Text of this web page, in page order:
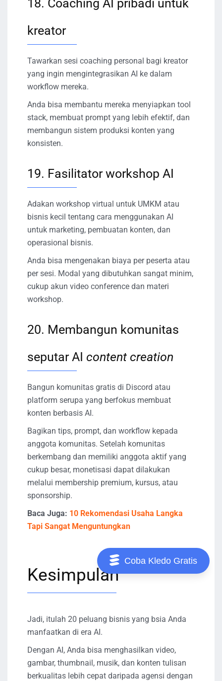
18. Coaching AI pribadi untuk
kreator
Tawarkan sesi coaching personal bagi kreator
yang ingin mengintegrasikan AI ke dalam
workflow mereka.
Anda bisa membantu mereka menyiapkan tool
stack, membuat prompt yang lebih efektif, dan
membangun sistem produksi konten yang
konsisten.
19. Fasilitator workshop AI
Adakan workshop virtual untuk UMKM atau
bisnis kecil tentang cara menggunakan AI
untuk marketing, pembuatan konten, dan
operasional bisnis.
Anda bisa mengenakan biaya per peserta atau
per sesi. Modal yang dibutuhkan sangat minim,
cukup akun video conference dan materi
workshop.
20. Membangun komunitas
seputar AI content creation
Bangun komunitas gratis di Discord atau
platform serupa yang berfokus membuat
konten berbasis AI.
Bagikan tips, prompt, dan workflow kepada
anggota komunitas. Setelah komunitas
berkembang dan memiliki anggota aktif yang
cukup besar, monetisasi dapat dilakukan
melalui membership premium, kursus, atau
sponsorship.
Baca Juga: 10 Rekomendasi Usaha Langka
Tapi Sangat Menguntungkan
Kesimpulan
Jadi, itulah 20 peluang bisnis yang bsia Anda
manfaatkan di era AI.
Dengan AI, Anda bisa menghasilkan video,
gambar, thumbnail, musik, dan konten tulisan
berkualitas lebih cepat daripada agensi dengan
Coba Kledo Gratis